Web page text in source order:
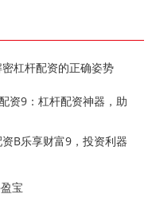
杠杆配资的正确姿势
资9：杠杆配资神器，助
B乐享财富9，投资利器
宝